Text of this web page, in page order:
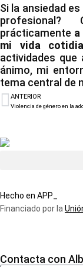
Si la ansiedad es
prácticamente a
mi vida
actividades que
ánimo, mi
tema central de
ANTERIOR
Violencia de género en la
Hecho en APP_
Financiado por la
Contacta con